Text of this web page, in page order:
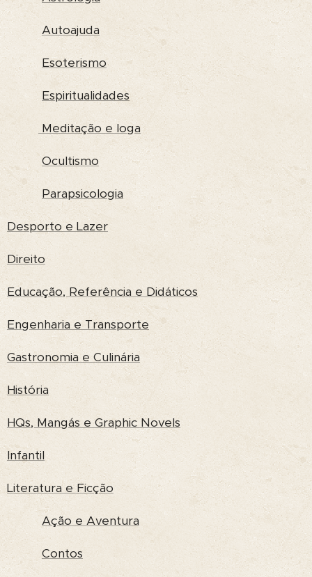
Autoajuda
Esoterismo
Espiritualidades
Meditação e Ioga
Ocultismo
Parapsicologia
Desporto e Lazer
Direito
Educação, Referência e Didáticos
Engenharia e Transporte
Gastronomia e Culinária
História
HQs, Mangás e Graphic Novels
Infantil
Literatura e Ficção
Ação e Aventura
Contos